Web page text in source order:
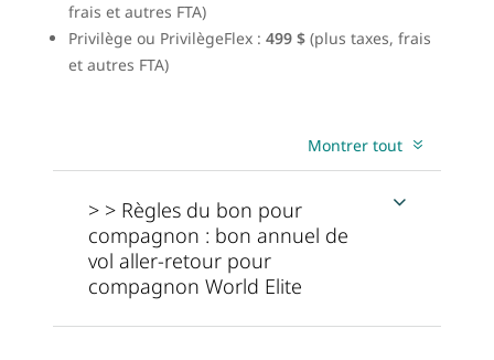
frais et autres FTA)
Privilège ou PrivilègeFlex : 499 $ (plus taxes, frais
et autres FTA)
Montrer tout
> > Règles du bon pour
compagnon : bon annuel de
vol aller-retour pour
compagnon World Elite